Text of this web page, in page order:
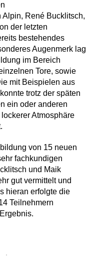
Alpin, René Bucklitsch,
der letzten
bestehendes
Augenmerk lag
im Bereich
Tore, sowie
mit Beispielen aus
trotz der späten
ein oder anderen
Atmosphäre
von 15 neuen
fachkundigen
und Maik
gut vermittelt und
hieran erfolgte die
Teilnehmern